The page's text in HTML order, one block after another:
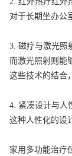
对于长期坐办公
3. 磁疗与激光照
而激光照射则能
这些技术的结合
4. 紧凑设计与人
这种人性化的设
家用多功能治疗